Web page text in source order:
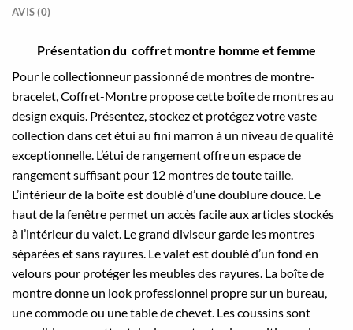
AVIS (0)
Présentation du coffret montre homme et femme
Pour le collectionneur passionné de montres de montre-
bracelet, Coffret-Montre propose cette boîte de montres au
design exquis. Présentez, stockez et protégez votre vaste
collection dans cet étui au fini marron à un niveau de qualité
exceptionnelle. L’étui de rangement offre un espace de
rangement suffisant pour 12 montres de toute taille.
L’intérieur de la boîte est doublé d’une doublure douce. Le
haut de la fenêtre permet un accès facile aux articles stockés
à l’intérieur du valet. Le grand diviseur garde les montres
séparées et sans rayures. Le valet est doublé d’un fond en
velours pour protéger les meubles des rayures. La boîte de
montre donne un look professionnel propre sur un bureau,
une commode ou une table de chevet. Les coussins sont